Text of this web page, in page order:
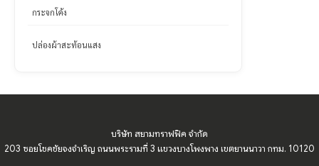
กระจกโค้ง
ปล่องผ้าสะท้อนแสง
บริษัท สยามทราฟฟิค จำกัด
203 ซอยโชคชัยจงจำเริญ ถนนพระรามที่ 3 แขวงบางโพงพาง เขตยานนาวา กทม. 10120